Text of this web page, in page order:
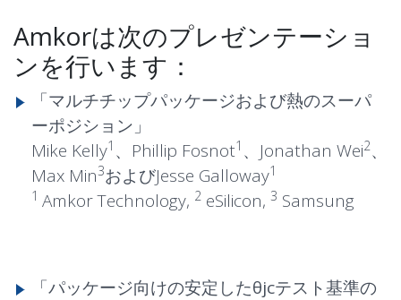
Amkorは次のプレゼンテーショ
ンを行います：
「マルチチップパッケージおよび熱のスーパ
ーポジション」
Mike Kelly1 、Phillip Fosnot1 、Jonathan Wei2、
Max Min3およびJesse Galloway1
1 Amkor Technology, 2 eSilicon, 3 Samsung
「パッケージ向けの安定したθjcテスト基準の